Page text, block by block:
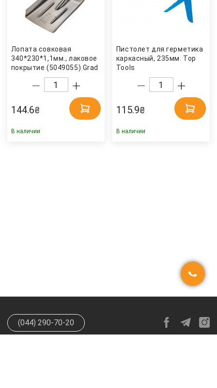
Лопата совковая
340*230*1,1мм., лаковое
покрытие (5049055) Grad
144.6₴
В наличии
Пистолет для герметика
каркасный, 235мм. Top
Tools
115.9₴
В наличии
(044) 290-70-20